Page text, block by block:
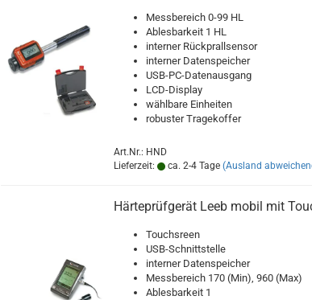
Messbereich 0-99 HL
Ablesbarkeit 1 HL
interner Rückprallsensor
interner Datenspeicher
USB-PC-Datenausgang
LCD-Display
wählbare Einheiten
robuster Tragekoffer
Art.Nr.: HND
Lieferzeit:
ca. 2-4 Tage (Ausland
Härteprüfgerät Leeb mobil mit
Touchsreen
USB-Schnittstelle
interner Datenspeicher
Messbereich 170 (Min), 960 (Max)
Ablesbarkeit 1